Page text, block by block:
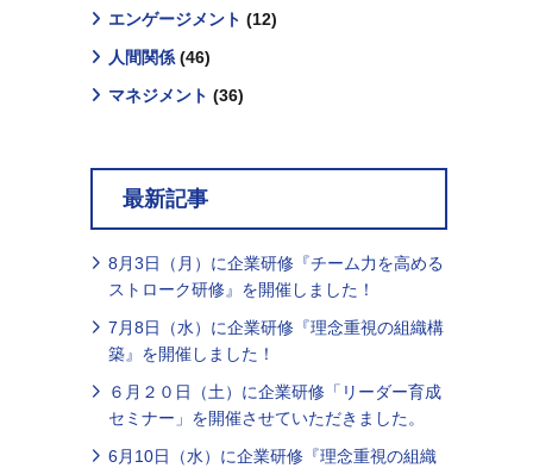
エンゲージメント (12)
人間関係 (46)
マネジメント (36)
最新記事
8月3日（月）に企業研修『チーム力を高める
ストローク研修』を開催しました！
7月8日（水）に企業研修『理念重視の組織構
築』を開催しました！
６月２０日（土）に企業研修「リーダー育成
セミナー」を開催させていただきました。
6月10日（水）に企業研修『理念重視の組織